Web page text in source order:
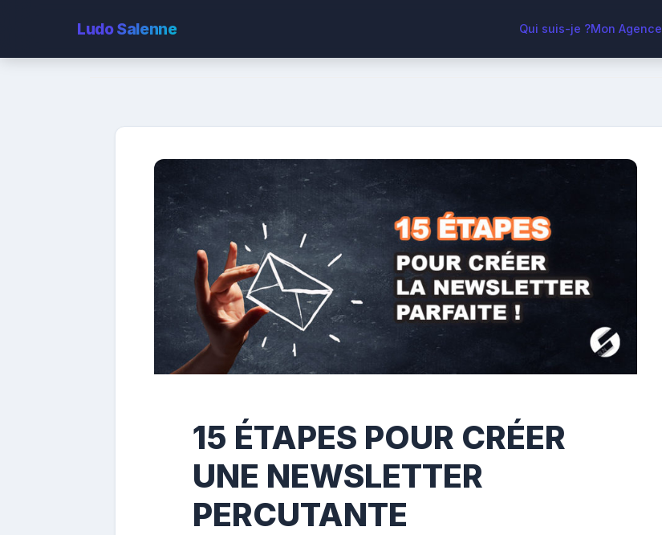
LudoSalenne Qui suis-je ?Mon Agence
15 ÉTAPES POUR CRÉER
UNE NEWSLETTER
PERCUTANTE